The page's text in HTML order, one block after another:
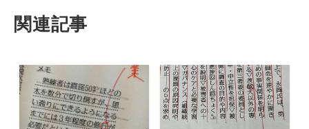
関連記事